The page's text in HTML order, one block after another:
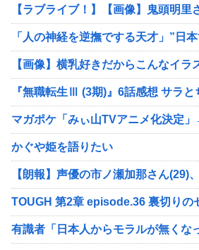
【ラブライブ！】【画像】鬼頭明
「人の神経を逆撫でする天才」”日
【画像】横乳好きだからこんなイラ
『無職転生Ⅲ (3期)』6話感想 サラ
マガポケ「みぃ山TVアニメ化決定
かぐや姫を語りたい
【朗報】声優の市ノ瀬加那さん
TOUGH 第2章 episode.36 裏切りの
有識者「日本人からモラルが無くな